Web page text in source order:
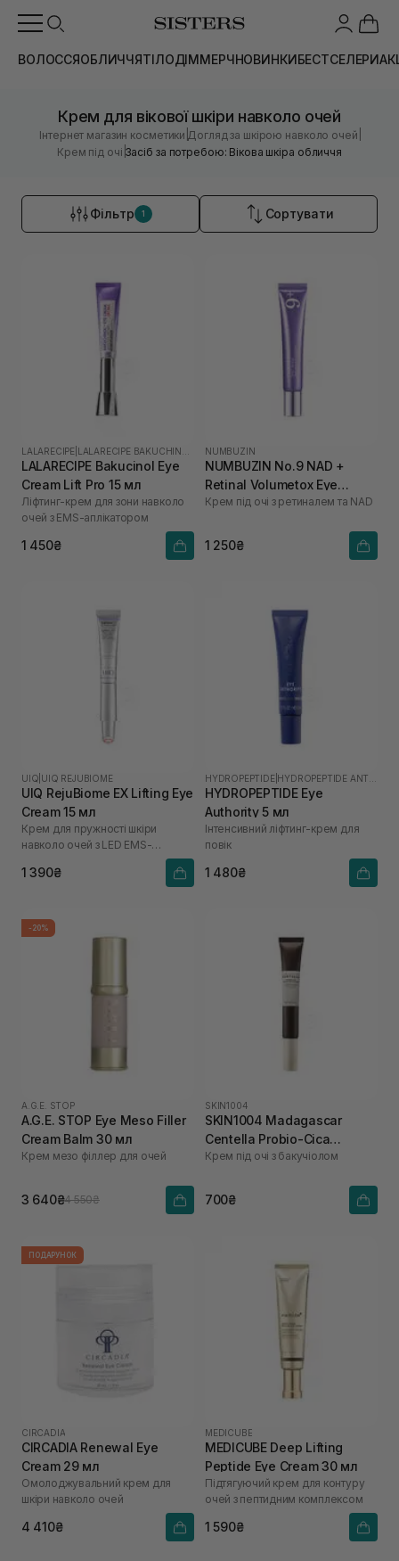
ВОЛОССЯОБЛИЧЧЯТІЛОДІММЕРЧНОВИНКИБЕСТСЕЛЕРИ
Крем для вікової шкіри навколо очей
Інтернет магазин косметики |Догляд за шкірою навколо очей
Крем під очі |Засіб за потребою: Вікова шкіра обличчя
Фільтр 1 Сортувати
LALARECIPE
LALARECIPE Bakucinol Eye
Cream Lift Pro 15 мл
Ліфтинг-крем для зони навколо
очей з EMS-аплікатором
1 450₴
NUMBUZIN
NUMBUZIN No.9 NAD +
Retinal Volumetox Eye
Cream 20 мл
Крем під очі з ретиналем та NAD
1 250₴
UIQ UIQ REJUBIOME
UIQ RejuBiome EX Lifting Eye
Cream 15 мл
Крем для пружності шкіри
навколо очей з LED EMS-
1 390₴
HYDROPEPTIDE
HYDROPEPTIDE Eye
Authority 5 мл
Інтенсивний ліфтинг-крем для
повік
1 480₴
-20%
A.G.E. STOP
A.G.E. STOP Eye Meso Filler
Cream Balm 30 мл
Крем мезо філлер для очей
3 640₴4 550₴
SKIN1004
SKIN1004 Madagascar
Centella Probio-Cica
Bakuchiol Eye Cream 20 мл
Крем під очі з бакучіолом
700₴
ПОДАРУНОК
CIRCADIA
CIRCADIA Renewal Eye
Cream 29 мл
Омолоджувальний крем для
шкіри навколо очей
4 410₴
MEDICUBE
MEDICUBE Deep Lifting
Peptide Eye Cream 30 мл
Підтягуючий крем для контуру
очей з пептидним комплексом
1 590₴